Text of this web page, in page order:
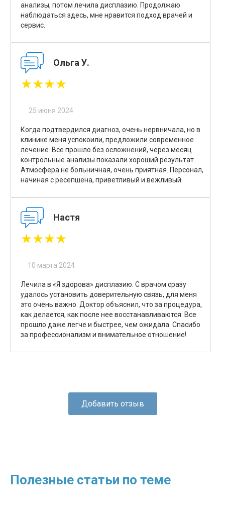
анализы, потом лечила дисплазию. Продолжаю
наблюдаться здесь, мне нравится подход врачей и
сервис.
Ольга У.
★★★★
25 июня 2024
Когда подтвердился диагноз, очень нервничала, но в
клинике меня успокоили, предложили современное
лечение. Все прошло без осложнений, через месяц
контрольные анализы показали хороший результат.
Атмосфера не больничная, очень приятная. Персонал,
начиная с ресепшена, приветливый и вежливый.
Настя
★★★★
10 марта 2024
Лечила в «Я здорова» дисплазию. С врачом сразу
удалось установить доверительную связь, для меня
это очень важно. Доктор объяснил, что за процедура,
как делается, как после нее восстанавливаются. Все
прошло даже легче и быстрее, чем ожидала. Спасибо
за профессионализм и внимательное отношение!
Добавить отзыв
Полезные статьи по теме